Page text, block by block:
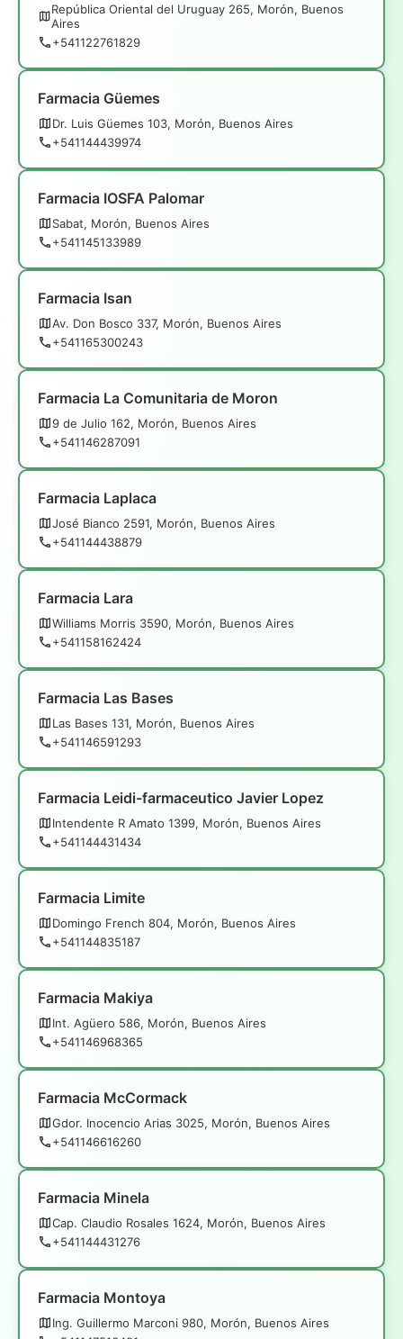
República Oriental del Uruguay 265, Morón, Buenos
Aires
+541122761829
Farmacia Güemes
Dr. Luis Güemes 103, Morón, Buenos Aires
+541144439974
Farmacia IOSFA Palomar
Sabat, Morón, Buenos Aires
+541145133989
Farmacia Isan
Av. Don Bosco 337, Morón, Buenos Aires
+541165300243
Farmacia La Comunitaria de Moron
9 de Julio 162, Morón, Buenos Aires
+541146287091
Farmacia Laplaca
José Bianco 2591, Morón, Buenos Aires
+541144438879
Farmacia Lara
Williams Morris 3590, Morón, Buenos Aires
+541158162424
Farmacia Las Bases
Las Bases 131, Morón, Buenos Aires
+541146591293
Farmacia Leidi-farmaceutico Javier Lopez
Intendente R Amato 1399, Morón, Buenos Aires
+541144431434
Farmacia Limite
Domingo French 804, Morón, Buenos Aires
+541144835187
Farmacia Makiya
Int. Agüero 586, Morón, Buenos Aires
+541146968365
Farmacia McCormack
Gdor. Inocencio Arias 3025, Morón, Buenos Aires
+541146616260
Farmacia Minela
Cap. Claudio Rosales 1624, Morón, Buenos Aires
+541144431276
Farmacia Montoya
Ing. Guillermo Marconi 980, Morón, Buenos Aires